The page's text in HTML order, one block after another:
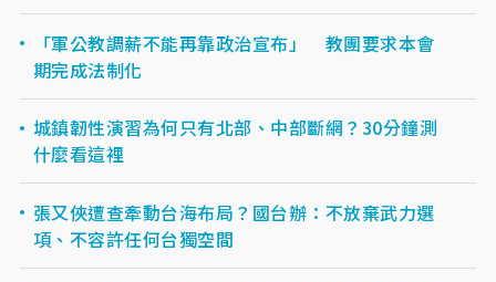
「軍公教調薪不能再靠政治宣布」 教團要求本會
期完成法制化
城鎮韌性演習為何只有北部、中部斷網？30分鐘測
什麼看這裡
張又俠遭查牽動台海布局？國台辦：不放棄武力選
項、不容許任何台獨空間